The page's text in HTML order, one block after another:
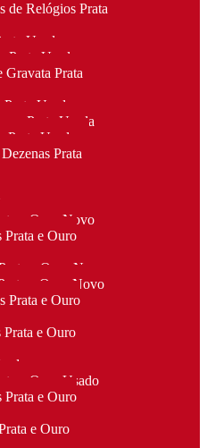
de Relógios Prata
Usada
Prata Usada
Gravata Prata
Usada
Prata Usada
Usada
Prata
e Ouro Novo
Prata e Ouro
e Ouro Novo
e Ouro Novo
Prata e Ouro
Prata e Ouro
e Ouro Usado
Prata e Ouro
e Ouro